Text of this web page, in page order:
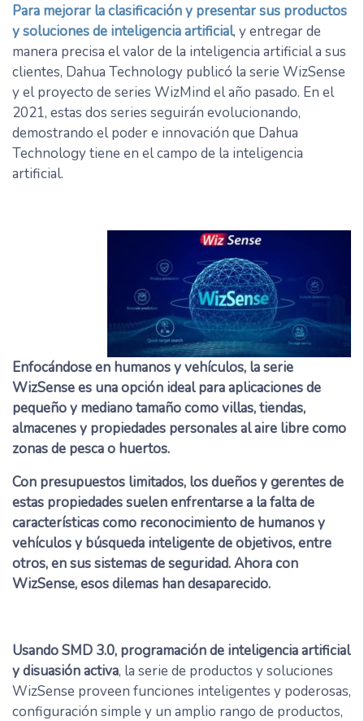
Para mejorar la clasificación y presentar sus productos
y soluciones de inteligencia artificial, y entregar de
manera precisa el valor de la inteligencia artificial a sus
clientes, Dahua Technology publicó la serie WizSense
y el proyecto de series WizMind el año pasado. En el
2021, estas dos series seguirán evolucionando,
demostrando el poder e innovación que Dahua
Technology tiene en el campo de la inteligencia
artificial.
Enfocándose en humanos y vehículos, la serie
WizSense es una opción ideal para aplicaciones de
pequeño y mediano tamaño como villas, tiendas,
almacenes y propiedades personales al aire libre como
zonas de pesca o huertos.
Con presupuestos limitados, los dueños y gerentes de
estas propiedades suelen enfrentarse a la falta de
características como reconocimiento de humanos y
vehículos y búsqueda inteligente de objetivos, entre
otros, en sus sistemas de seguridad. Ahora con
WizSense, esos dilemas han desaparecido.
Usando SMD 3.0, programación de inteligencia artificial
y disuasión activa, la serie de productos y soluciones
WizSense proveen funciones inteligentes y poderosas,
configuración simple y un amplio rango de productos,